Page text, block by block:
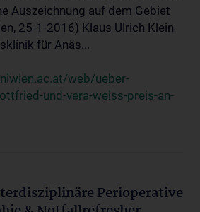
Auszeichnung auf dem Gebiet
25-1-2016) Klaus Ulrich Klein
für Anäs...
web/ueber-
und-vera-weiss-preis-an-
Perioperative